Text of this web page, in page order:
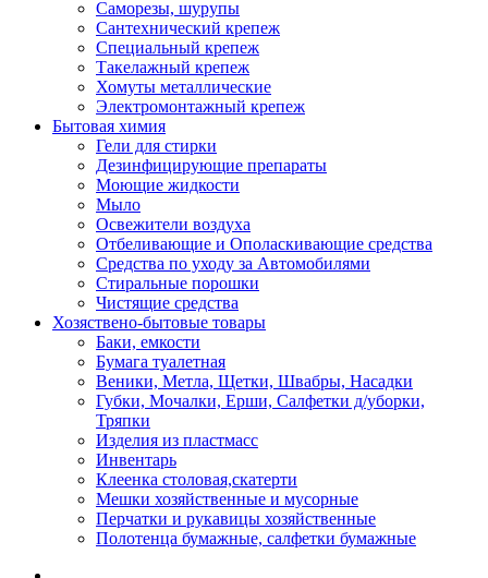
Саморезы, шурупы
Сантехнический крепеж
Специальный крепеж
Такелажный крепеж
Хомуты металлические
Электромонтажный крепеж
Бытовая химия
Гели для стирки
Дезинфицирующие препараты
Моющие жидкости
Мыло
Освежители воздуха
Отбеливающие и Ополаскивающие средства
Средства по уходу за Автомобилями
Стиральные порошки
Чистящие средства
Хозяствено-бытовые товары
Баки, емкости
Бумага туалетная
Веники, Метла, Щетки, Швабры, Насадки
Губки, Мочалки, Ерши, Салфетки д/уборки,
Тряпки
Изделия из пластмасс
Инвентарь
Клеенка столовая,скатерти
Мешки хозяйственные и мусорные
Перчатки и рукавицы хозяйственные
Полотенца бумажные, салфетки бумажные